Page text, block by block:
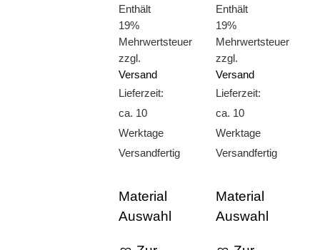
Enthält
19%
Mehrwertsteuer
zzgl.
Versand
Lieferzeit:
ca. 10
Werktage
Versandfertig
Material
Auswahl
Enthält
19%
Mehrwertsteuer
zzgl.
Versand
Lieferzeit:
ca. 10
Werktage
Versandfertig
Material
Auswahl